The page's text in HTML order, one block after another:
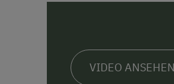
VIDEO ANSEHEN